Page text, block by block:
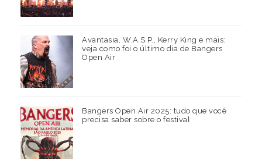
Avantasia, W.A.S.P., Kerry King e mais:
veja como foi o último dia de Bangers
Open Air
Bangers Open Air 2025: tudo que você
precisa saber sobre o festival